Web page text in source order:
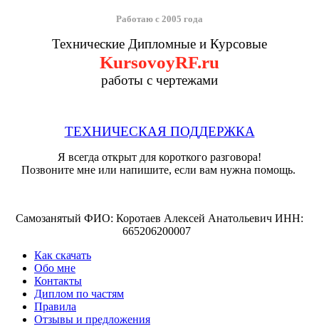
Работаю с 2005 года
Технические Дипломные и Курсовые
KursovoyRF.ru
работы с чертежами
ТЕХНИЧЕСКАЯ ПОДДЕРЖКА
Я всегда открыт для короткого разговора!
Позвоните мне или напишите, если вам нужна помощь.
Самозанятый ФИО: Коротаев Алексей Анатольевич ИНН:
665206200007
Как скачать
Обо мне
Контакты
Диплом по частям
Правила
Отзывы и предложения